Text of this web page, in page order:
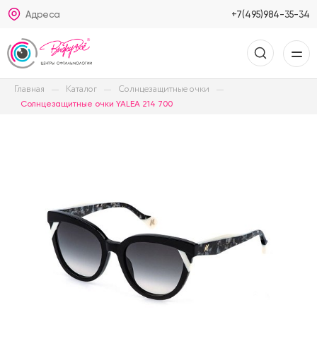
Адреса +7(495)984-35-34
Главная Каталог Солнцезащитные очки
Солнцезащитные очки YALEA 214 700